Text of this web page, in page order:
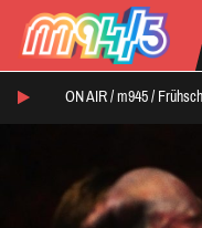
ON AIR / m945 /